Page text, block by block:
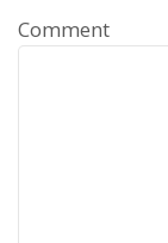
Comment